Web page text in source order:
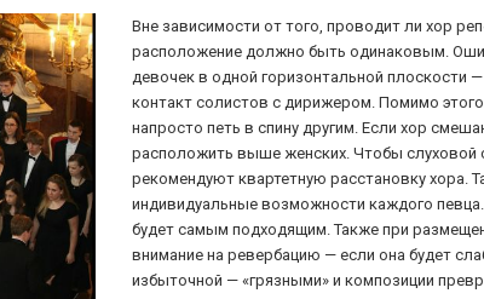
Вне зависимости от того, проводит ли хор
расположение должно быть одинаковым.
девочек в одной горизонтальной плоскости
контакт солистов с дирижером. Помимо
напросто петь в спину другим. Если хор
расположить выше женских. Чтобы
рекомендуют квартетную расстановку хора.
индивидуальные возможности каждого
будет самым подходящим. Также при
внимание на ревербацию — если она будет
избыточной — «грязными» и композиции